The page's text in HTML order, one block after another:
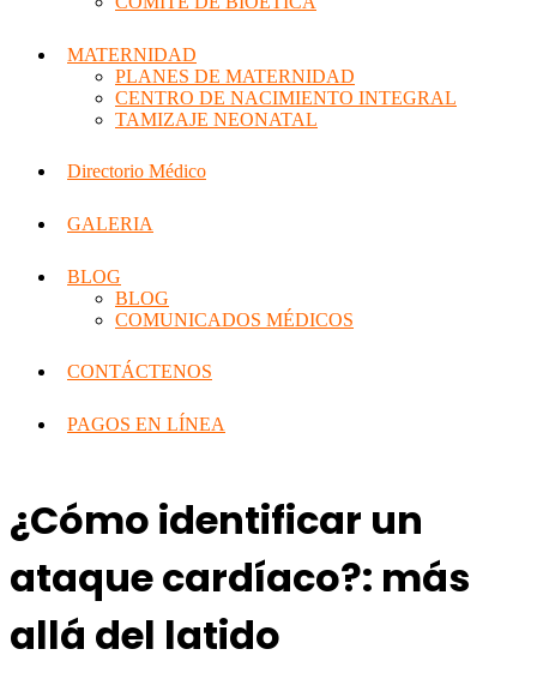
MATERNIDAD
PLANES DE MATERNIDAD
CENTRO DE NACIMIENTO INTEGRAL
TAMIZAJE NEONATAL
Directorio Médico
GALERIA
BLOG
BLOG
COMUNICADOS MÉDICOS
CONTÁCTENOS
PAGOS EN LÍNEA
¿Cómo identificar un
ataque cardíaco?: más
allá del latido